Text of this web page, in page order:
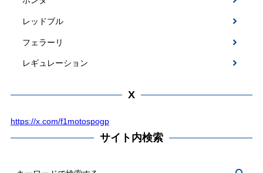
レッドブル
フェラーリ
レギュレーション
X
https://x.com/f1motospogp
サイト内検索